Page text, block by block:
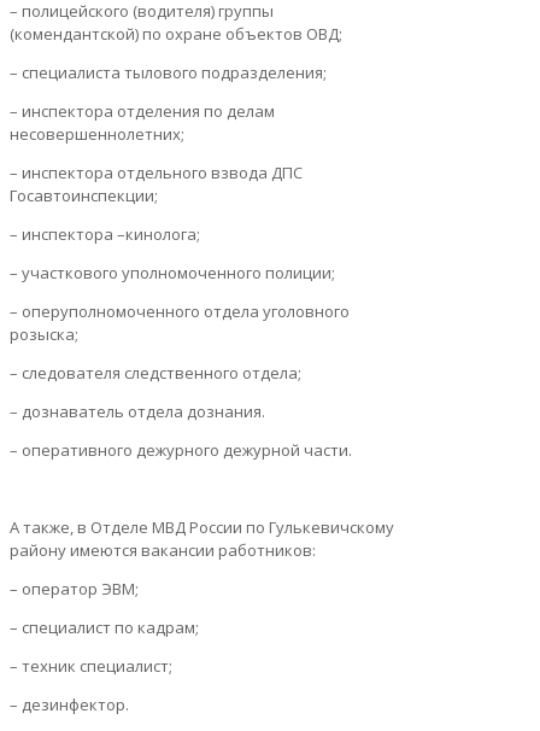
– полицейского (водителя) группы
(комендантской) по охране объектов ОВД;
– специалиста тылового подразделения;
– инспектора отделения по делам
несовершеннолетних;
– инспектора отдельного взвода ДПС
Госавтоинспекции;
– инспектора –кинолога;
– участкового уполномоченного полиции;
– оперуполномоченного отдела уголовного
розыска;
– следователя следственного отдела;
– дознаватель отдела дознания.
– оперативного дежурного дежурной части.
А также, в Отделе МВД России по Гулькевичскому
району имеются вакансии работников:
– оператор ЭВМ;
– специалист по кадрам;
– техник специалист;
– дезинфектор.